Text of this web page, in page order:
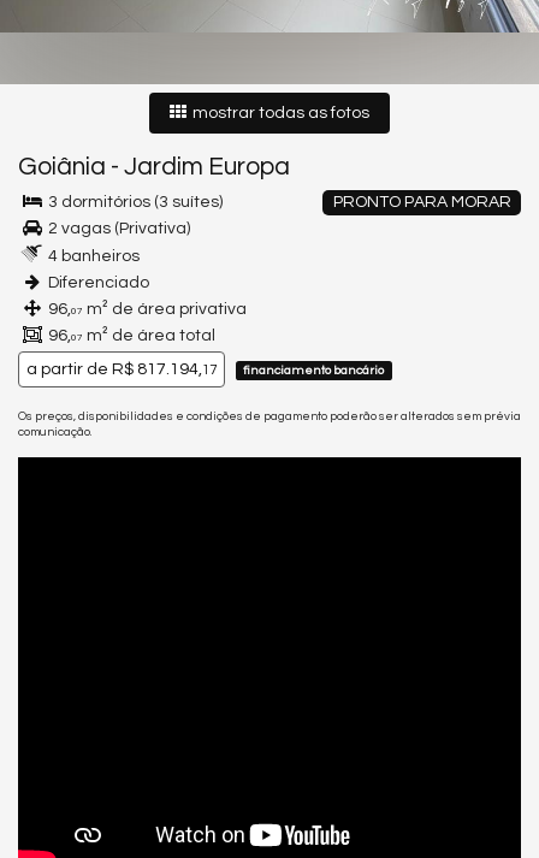
mostrar todas as fotos
Goiânia - Jardim Europa
PRONTO PARA MORAR
3 dormitórios (3 suítes)
2 vagas (Privativa)
4 banheiros
Diferenciado
96,07 m² de área privativa
96,07 m² de área total
a partir de R$ 817.194,17 financiamento bancário
Os preços, disponibilidades e condições de pagamento poderão ser alterados sem prévia
comunicação.